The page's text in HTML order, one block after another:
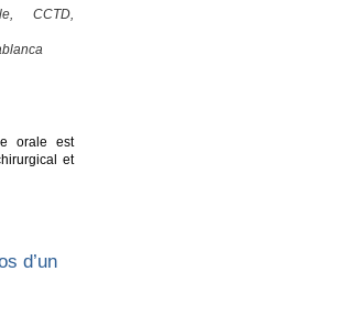
CCTD,
orale est
et
d’un